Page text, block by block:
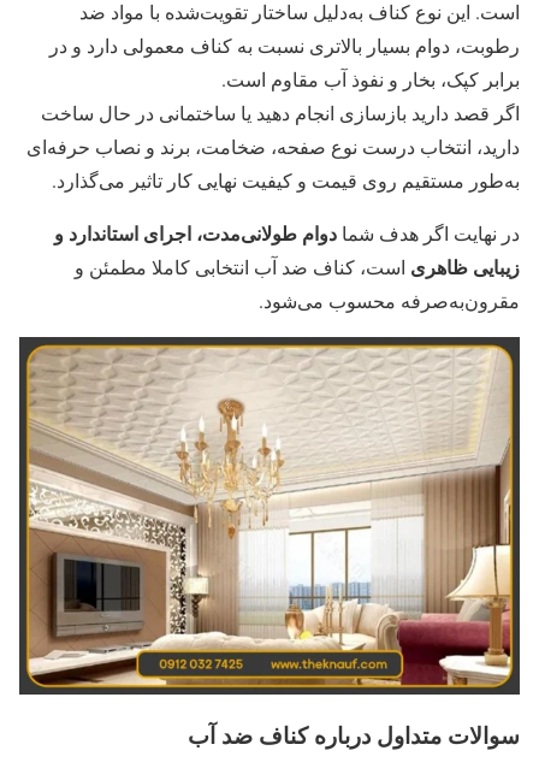
است. این نوع کناف به‌دلیل ساختار تقویت‌شده با مواد ضد
رطوبت، دوام بسیار بالاتری نسبت به کناف معمولی دارد و در
برابر کپک، بخار و نفوذ آب مقاوم است.
اگر قصد دارید بازسازی انجام دهید یا ساختمانی در حال ساخت
دارید، انتخاب درست نوع صفحه، ضخامت، برند و نصاب حرفه‌ای
به‌طور مستقیم روی قیمت و کیفیت نهایی کار تاثیر می‌گذارد.
در نهایت اگر هدف شما دوام طولانی‌مدت، اجرای استاندارد و
زیبایی ظاهری است، کناف ضد آب انتخابی کاملا مطمئن و
مقرون‌به‌صرفه محسوب می‌شود.
سوالات متداول درباره کناف ضد آب